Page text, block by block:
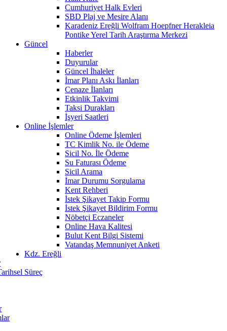
Cumhuriyet Halk Evleri
SBD Plaj ve Mesire Alanı
Karadeniz Ereğli Wolfram Hoepfner Herakleia
Pontike Yerel Tarih Araştırma Merkezi
Güncel
Haberler
Duyurular
Güncel İhaleler
İmar Planı Askı İlanları
Cenaze İlanları
Etkinlik Takvimi
Taksi Durakları
İşyeri Saatleri
Online İşlemler
Online Ödeme İşlemleri
TC Kimlik No. ile Ödeme
Sicil No. İle Ödeme
Su Faturası Ödeme
Sicil Arama
İmar Durumu Sorgulama
Kent Rehberi
İstek Şikayet Takip Formu
İstek Şikayet Bildirim Formu
Nöbetçi Eczaneler
Online Hava Kalitesi
Bulut Kent Bilgi Sistemi
Vatandaş Memnuniyet Anketi
Kdz. Ereğli
Süreç